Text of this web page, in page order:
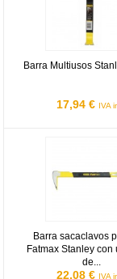
Barra Multiusos
17,94 € IVA
Barra sacaclavos
Fatmax Stanley con
de...
22,08 € IVA